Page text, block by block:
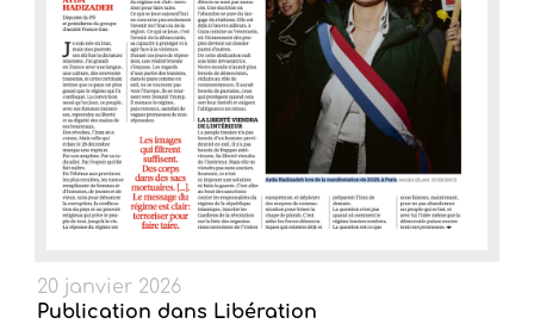
20 janvier 2026
Publication dans Libération